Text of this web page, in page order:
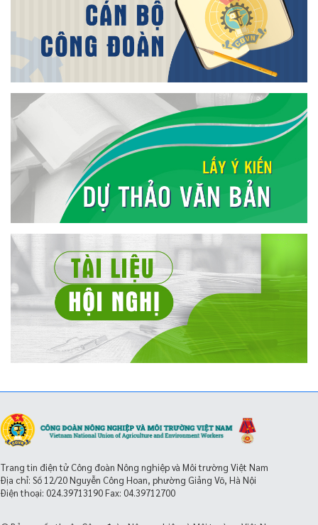
Trang tin điện tử Công đoàn Nông nghiệp và Môi trường Việt Nam
Địa chỉ: Số 12/20 Nguyễn Công Hoan, phường Giảng Võ, Hà Nội
Điện thoại: 024.39713190Fax: 04.39712700